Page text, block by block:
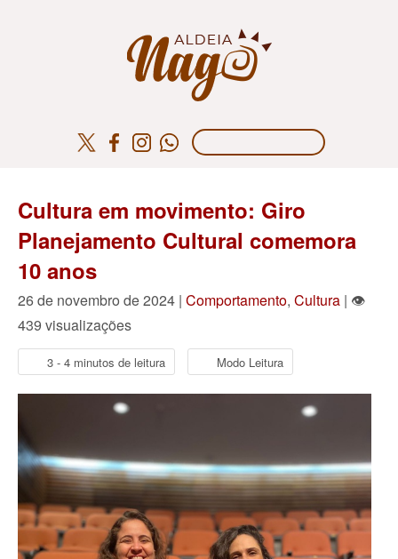
Cultura em movimento: Giro
Planejamento Cultural comemora
10 anos
26 de novembro de 2024 | Comportamento, Cultura | 👁
439 visualizações
3 - 4 minutos de leitura Modo Leitura